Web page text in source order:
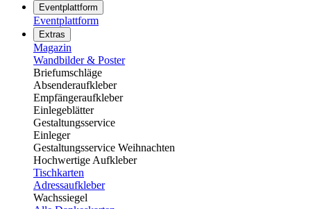
Eventplattform
Eventplattform
Extras
Magazin
Wandbilder & Poster
Briefumschläge
Absenderaufkleber
Empfängeraufkleber
Einlegeblätter
Gestaltungsservice
Einleger
Gestaltungsservice Weihnachten
Hochwertige Aufkleber
Tischkarten
Adressaufkleber
Wachssiegel